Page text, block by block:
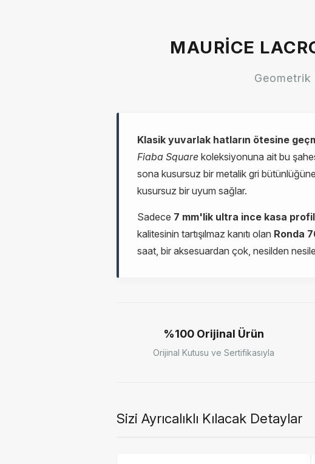
MAURICE
Geometrik
Klasik yuvarlak hatların ötesine
Fiaba Square koleksiyonuna ait bu
sona kusursuz bir metalik gri
kusursuz bir uyum sağlar.
Sadece 7 mm'lik ultra ince kasa
kalitesinin tartışılmaz kanıtı olan Ronda
saat, bir aksesuardan çok, nesilden
%100 Orijinal Ürün
Orijinal Kutusu ve Sertifikasıyla
Sizi Ayrıcalıklı Kılacak Detaylar